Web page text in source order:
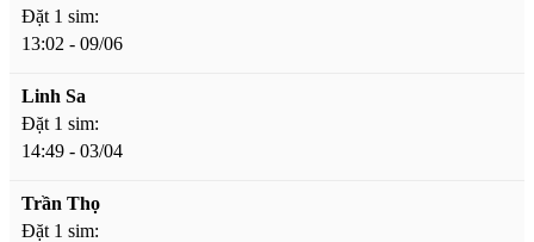
Đặt 1 sim:
13:02 - 09/06
Linh Sa
Đặt 1 sim:
14:49 - 03/04
Trần Thọ
Đặt 1 sim: